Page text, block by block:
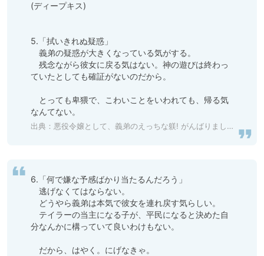
(ディープキス)
5.「拭いきれぬ疑惑」
義弟の疑惑が大きくなっている気がする。
残念ながら彼女に戻る気はない。神の遊びは終わっ
ていたとしても確証がないのだから。
とっても卑猥で、こわいことをいわれても、帰る気
なんてない。
出典： 悪役令嬢として、義弟のえっちな躾! がんばりましょう! 後編 [warm bath] 予告作品 | DLsite がるまに
6.「何で嫌な予感ばかり当たるんだろう」
逃げなくてはならない。
どうやら義弟は本気で彼女を連れ戻す気らしい。
テイラーの当主になる子が、平民になると決めた自
分なんかに構っていて良いわけもない。
だから、はやく。にげなきゃ。